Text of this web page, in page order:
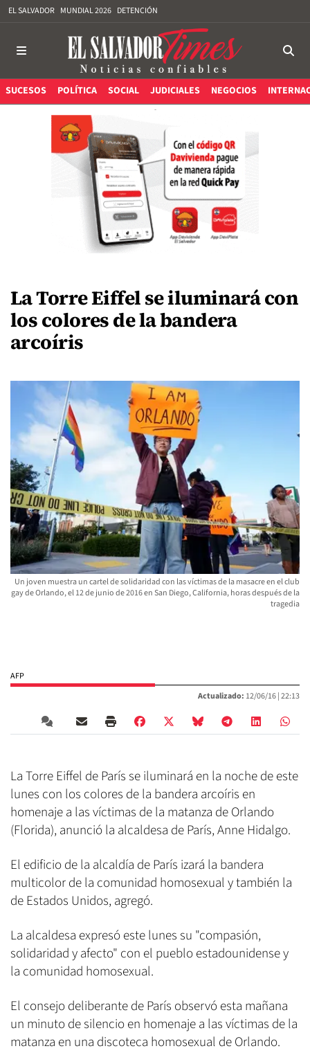
EL SALVADOR MUNDIAL 2026 DETENCIÓN
SUCESOS POLÍTICA SOCIAL JUDICIALES NEGOCIOS
La Torre Eiffel se iluminará con
los colores de la bandera
arcoíris
Un joven muestra un cartel de solidaridad con las víctimas de la masacre en el club
gay de Orlando, el 12 de junio de 2016 en San Diego, California, horas después de la
tragedia
AFP
Actualizado: 12/06/16 |22:13
La Torre Eiffel de París se iluminará en la noche de este
lunes con los colores de la bandera arcoíris en
homenaje a las víctimas de la matanza de Orlando
(Florida), anunció la alcaldesa de París, Anne Hidalgo.
El edificio de la alcaldía de París izará la bandera
multicolor de la comunidad homosexual y también la
de Estados Unidos, agregó.
La alcaldesa expresó este lunes su "compasión,
solidaridad y afecto" con el pueblo estadounidense y
la comunidad homosexual.
El consejo deliberante de París observó esta mañana
un minuto de silencio en homenaje a las víctimas de la
matanza en una discoteca homosexual de Orlando.